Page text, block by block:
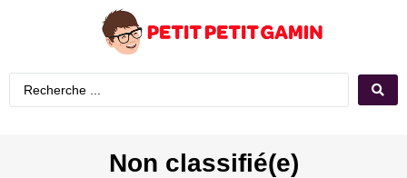
Non classifié(e)